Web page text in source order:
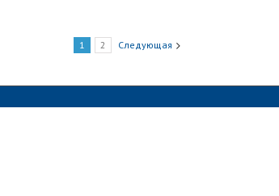
1 2 Следующая